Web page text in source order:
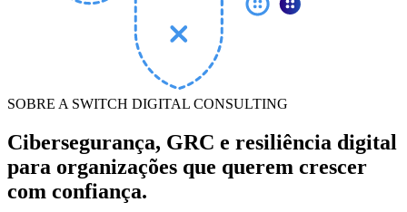
SOBRE A SWITCH DIGITAL CONSULTING
Cibersegurança, GRC e resiliência digital
para organizações que querem crescer
com confiança.